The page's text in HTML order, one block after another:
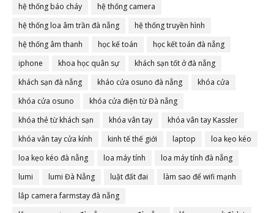
hệ thống báo cháy
hệ thống camera
hệ thống loa âm trần đà nẵng
hệ thống truyền hình
hệ thống âm thanh
học kế toán
học kết toán đà nẵng
iphone
khoa học quân sự
khách sạn tốt ở đà nẵng
khách sạn đà nẵng
kháo cửa osuno đà nẵng
khóa cửa
khóa cửa osuno
khóa cửa điện từ Đà nẵng
khóa thẻ từ khách sạn
khóa vân tay
khóa vân tay Kassler
khóa vân tay cửa kính
kinh tế thế giới laptop
loa kẹo kéo
loa kẹo kéo đà nẵng
loa máy tính
loa máy tính đà nẵng
lumi
lumi Đà Nẵng luật đất đai
làm sao để wifi mạnh
lắp camera farmstay đà nẵng